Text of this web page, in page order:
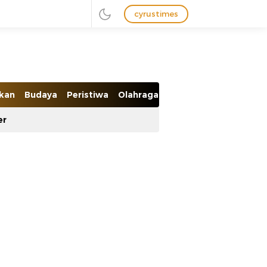
cyrustimes
Budaya Peristiwa Olahraga